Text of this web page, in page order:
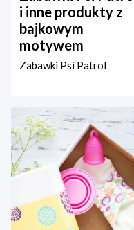
i inne produkty z
bajkowym
motywem
Zabawki Psi Patrol